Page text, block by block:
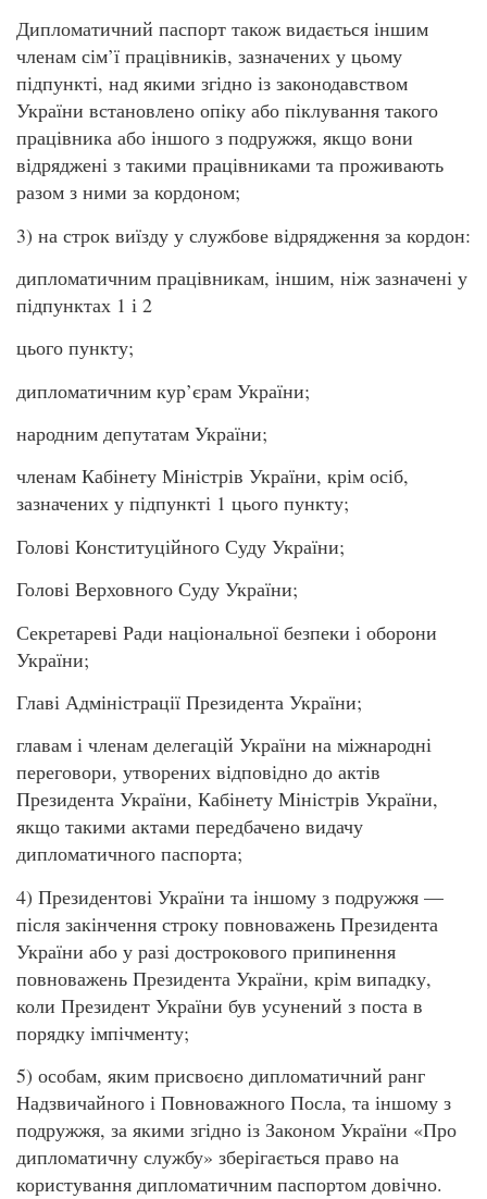
Дипломатичний паспорт також видається іншим
членам сім’ї працівників, зазначених у цьому
підпункті, над якими згідно із законодавством
України встановлено опіку або піклування такого
працівника або іншого з подружжя, якщо вони
відряджені з такими працівниками та проживають
разом з ними за кордоном;
3) на строк виїзду у службове відрядження за кордон:
дипломатичним працівникам, іншим, ніж зазначені у
підпунктах 1 і 2
цього пункту;
дипломатичним кур’єрам України;
народним депутатам України;
членам Кабінету Міністрів України, крім осіб,
зазначених у підпункті 1 цього пункту;
Голові Конституційного Суду України;
Голові Верховного Суду України;
Секретареві Ради національної безпеки і оборони
України;
Главі Адміністрації Президента України;
главам і членам делегацій України на міжнародні
переговори, утворених відповідно до актів
Президента України, Кабінету Міністрів України,
якщо такими актами передбачено видачу
дипломатичного паспорта;
4) Президентові України та іншому з подружжя —
після закінчення строку повноважень Президента
України або у разі дострокового припинення
повноважень Президента України, крім випадку,
коли Президент України був усунений з поста в
порядку імпічменту;
5) особам, яким присвоєно дипломатичний ранг
Надзвичайного і Повноважного Посла, та іншому з
подружжя, за якими згідно із Законом України «Про
дипломатичну службу» зберігається право на
користування дипломатичним паспортом довічно.